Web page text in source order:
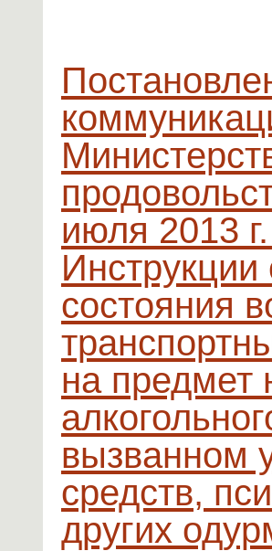
июля 2013
состояния
на предмет
вызванном
средств,
других